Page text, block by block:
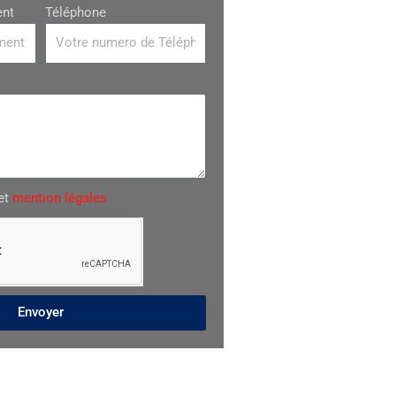
Téléphone
mention légales
Envoyer